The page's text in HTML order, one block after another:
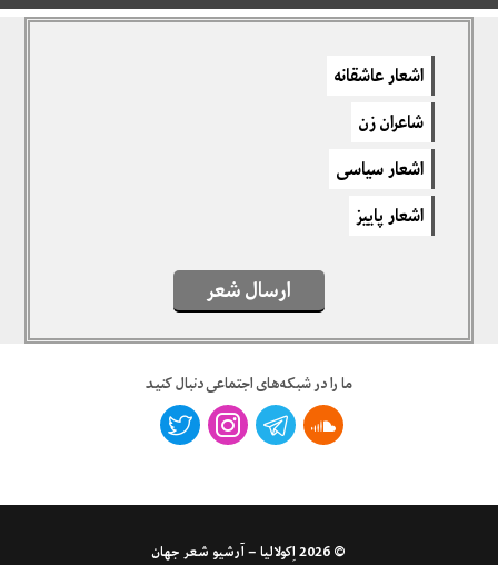
دیدگاهتان را بنویسید
برای نوشتن دیدگاه باید
اشعار عاشقانه
شاعران زن
اشعار سیاسی
اشعار پاییز
ارسال شعر
ما را در شبکه‌های اجتماعی دنبال کنید
© 2026 اِکولالیا – آرشیو شعر جهان